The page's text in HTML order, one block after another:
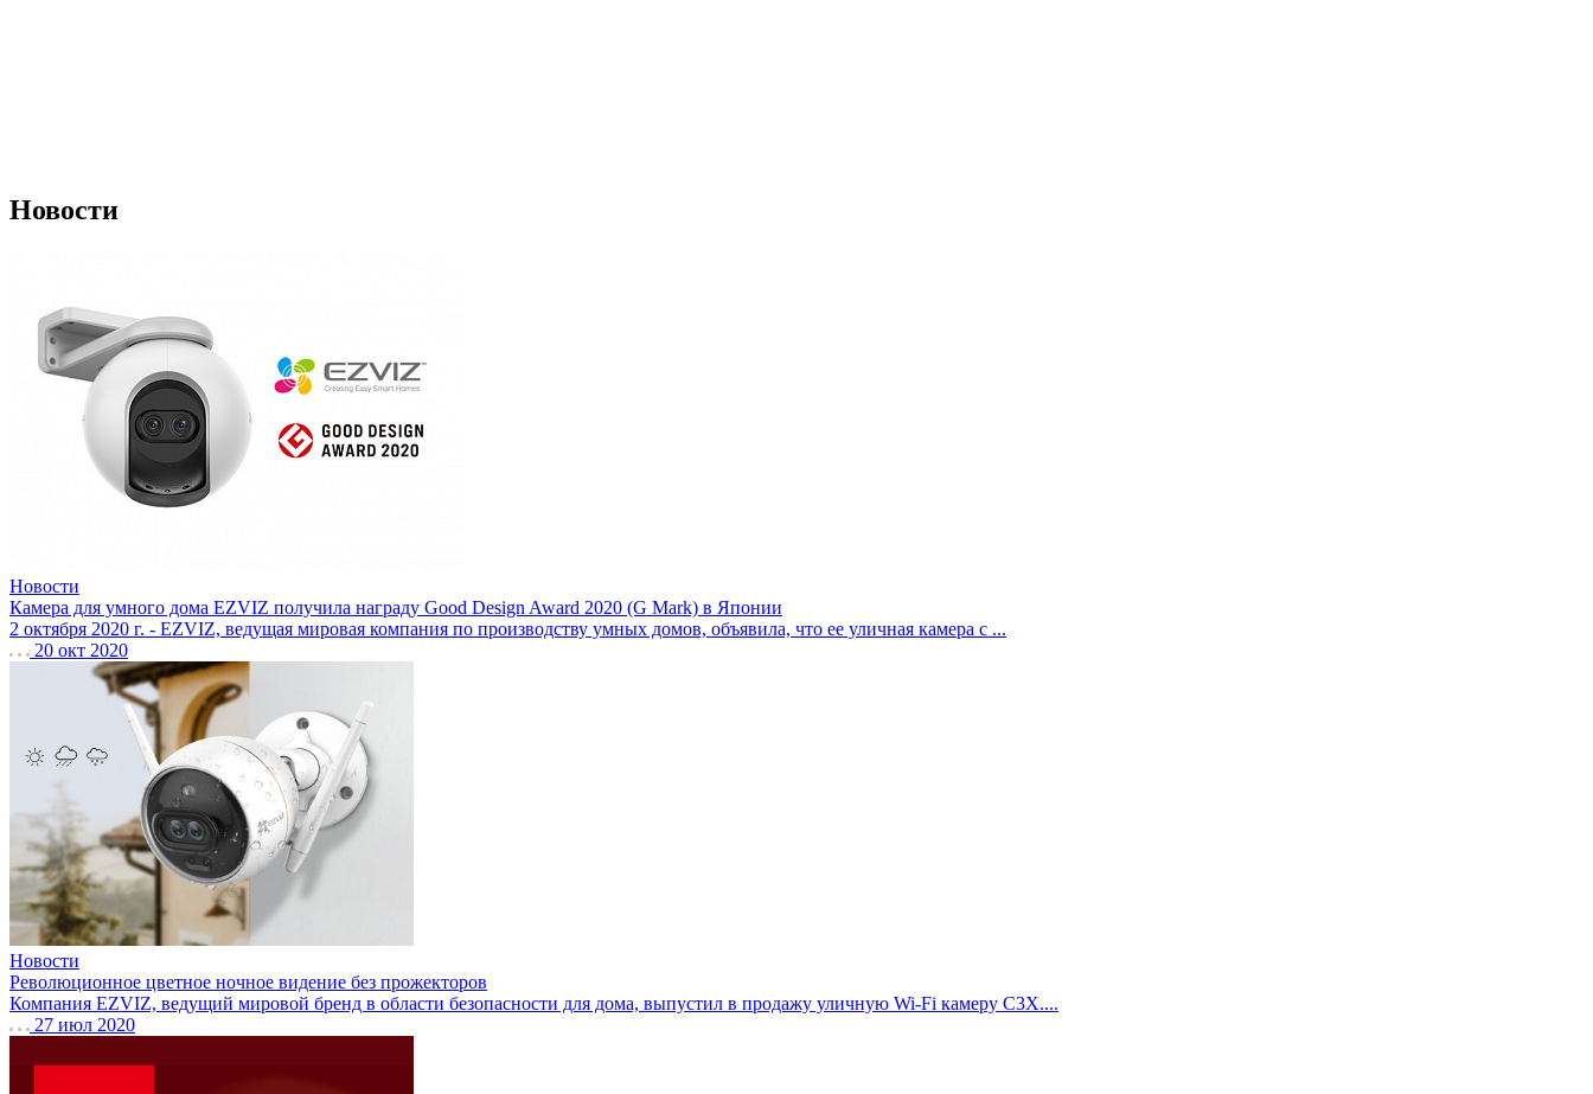
Новости
Новости
Камера для умного дома EZVIZ получила награду Good Design Award 2020 (G Mark) в Японии
2 октября 2020 г. - EZVIZ, ведущая мировая компания по производству умных домов, объявила, что ее уличная камера с ...
20 окт 2020
Новости
Революционное цветное ночное видение без прожекторов
Компания EZVIZ, ведущий мировой бренд в области безопасности для дома, выпустил в продажу уличную Wi-Fi камеру C3X....
27 июл 2020